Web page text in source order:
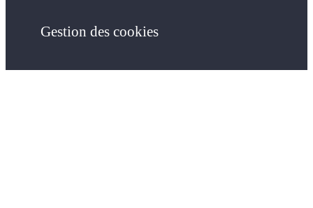
Gestion des cookies